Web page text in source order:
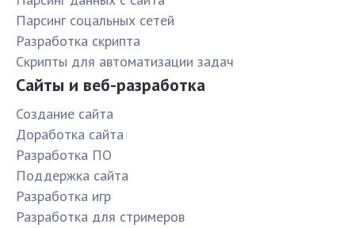
Парсинг соцальных сетей
Разработка скрипта
Скрипты для автоматизации задач
Сайты и веб-разработка
Создание сайта
Доработка сайта
Разработка ПО
Поддержка сайта
Разработка игр
Разработка для стримеров